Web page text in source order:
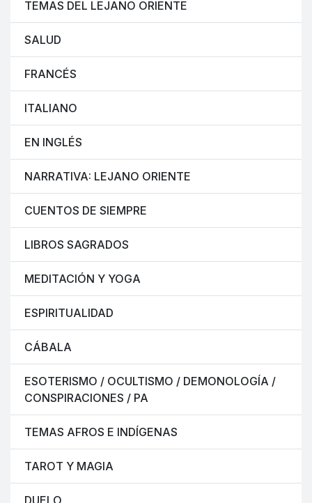
TEMAS DEL LEJANO ORIENTE
SALUD
FRANCÉS
ITALIANO
EN INGLÉS
NARRATIVA: LEJANO ORIENTE
CUENTOS DE SIEMPRE
LIBROS SAGRADOS
MEDITACIÓN Y YOGA
ESPIRITUALIDAD
CÁBALA
ESOTERISMO / OCULTISMO / DEMONOLOGÍA /
CONSPIRACIONES / PA
TEMAS AFROS E INDÍGENAS
TAROT Y MAGIA